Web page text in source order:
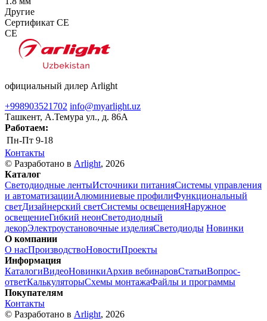
Другие
Сертификат CE
CE
официальный дилер Arlight
+998903521702 info@myarlight.uz
Ташкент, А.Темура ул., д. 86А
Работаем:
Пн-Пт 9-18
Контакты
© Разработано в Arlight, 2026
Каталог
Светодиодные лентыИсточники питанияСистемы управления
и автоматизацииАлюминиевые профилиФункциональный
светДизайнерский светСистемы освещенияНаружное
освещениеГибкий неонСветодиодный
декорЭлектроустановочные изделияСветодиоды Новинки
О компании
О насПроизводствоНовостиПроекты
Информация
КаталогиВидеоНовинкиАрхив вебинаровСтатьиВопрос-
ответКалькуляторыСхемы монтажаФайлы и программы
Покупателям
Контакты
© Разработано в Arlight, 2026